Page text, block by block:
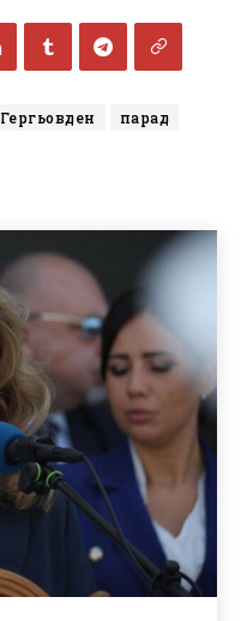
Гергьовден
парад